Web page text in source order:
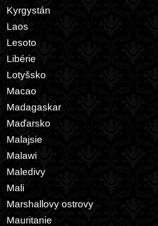
Kyrgystán
Laos
Lesoto
Libérie
Lotyšsko
Macao
Madagaskar
Maďarsko
Malajsie
Malawi
Maledivy
Mali
Marshallovy ostrovy
Mauritanie